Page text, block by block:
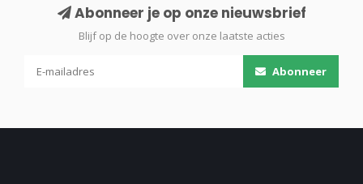
Abonneer je op onze nieuwsbrief
Blijf op de hoogte over onze laatste acties
Abonneer